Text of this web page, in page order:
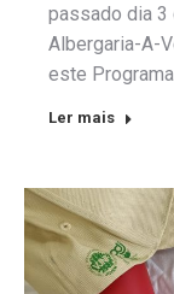
passado dia 3
Albergaria-A-
este Programa
Ler mais